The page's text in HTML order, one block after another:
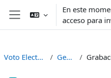
Salta al contenido principal
Panel lateral
En este
acceso para
Voto Electrónico General